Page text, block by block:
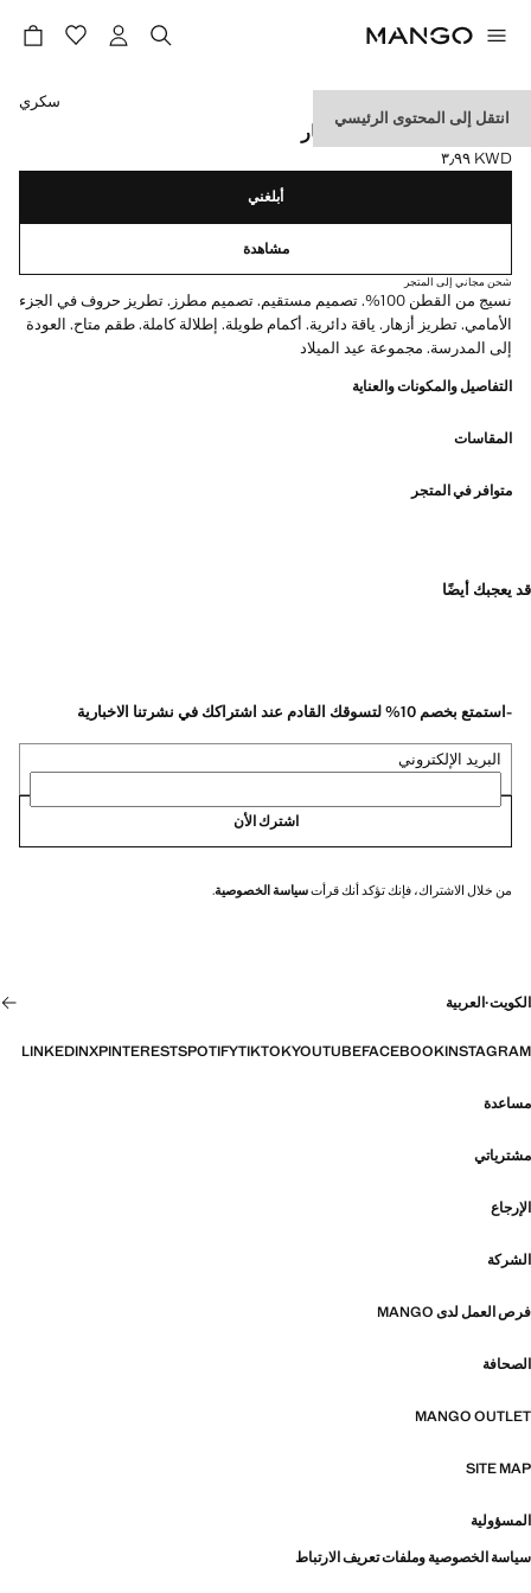
انتقل إلى المحتوى الرئيسي
سويت شيرت مطرز بالأزهار
السعر الحالي [KWD ٣٫٩٩ ]
KWD ٣٫٩٩
حدد اللون
سكري
أبلغني
مشاهدة
شحن مجاني إلى المتجر
نسيج من القطن 100%. تصميم مستقيم. تصميم مطرز. تطريز حروف في الجزء
الأمامي. تطريز أزهار. ياقة دائرية. أكمام طويلة. إطلالة كاملة. طقم متاح. العودة
إلى المدرسة. مجموعة عيد الميلاد
التفاصيل والمكونات والعناية
المقاسات
متوافر في المتجر
قد يعجبك أيضًا
-استمتع بخصم 10% لتسوقك القادم عند اشتراكك في نشرتنا الاخبارية
البريد الإلكتروني
اشترك الأن
من خلال الاشتراك، فإنك تؤكد أنك قرأتسياسة الخصوصية.
الكويت·العربية
INSTAGRAM
FACEBOOK
YOUTUBE
TIKTOK
SPOTIFY
PINTEREST
X
LINKEDIN
مساعدة
مشترياتي
الإرجاع
الشركة
فرص العمل لدى MANGO
الصحافة
MANGO OUTLET
SITE MAP
المسؤولية
سياسة الخصوصية وملفات تعريف الارتباط